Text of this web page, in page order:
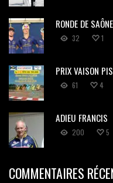
RONDE DE
32 1
PRIX VAISON
61 4
ADIEU FRANCIS
200 5
COMMENTAIRES